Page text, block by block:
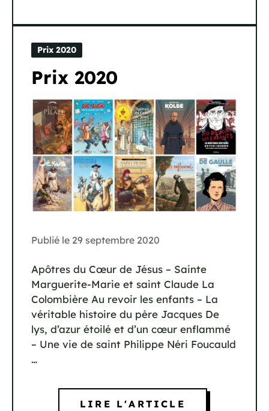
Prix 2020
Prix 2020
Publié le 29 septembre 2020
Apôtres du Cœur de Jésus – Sainte
Marguerite-Marie et saint Claude La
Colombière Au revoir les enfants – La
véritable histoire du père Jacques De
lys, d’azur étoilé et d’un cœur enflammé
– Une vie de saint Philippe Néri Foucauld
…
LIRE L'ARTICLE